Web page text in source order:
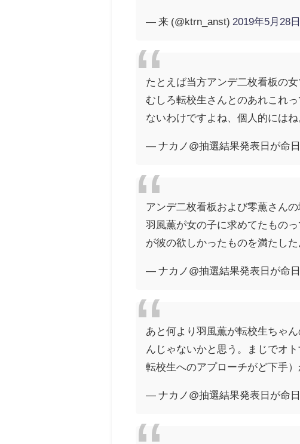
— 来 (@ktrn_anst) 2019年5月28日
たとえば当方アンデ二枚看板の
むしろ転校生さんとのあれこれ
ないわけですよね、個人的にはね
— ナカノ@抽選結果発表日が命
アンデ二枚看板および零薫さん
羽風薫が女の子に求めてたもの
が彼の欲しかったものを満たし
— ナカノ@抽選結果発表日が命
あと何より羽風薫が転校生ちゃ
んじゃないかと思う。まじでオ
転校生へのアプローチがど下手
— ナカノ@抽選結果発表日が命